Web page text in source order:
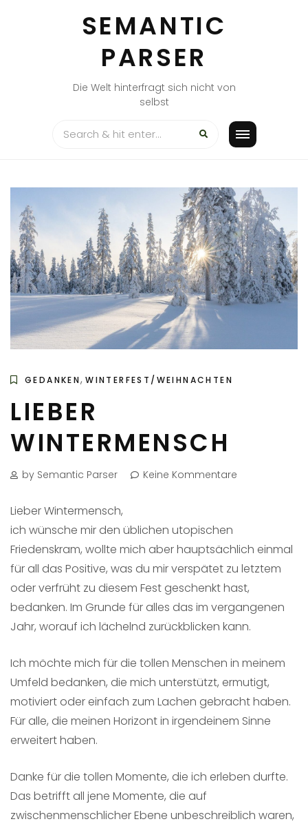
SEMANTIC
PARSER
Die Welt hinterfragt sich nicht von
selbst
GEDANKEN,WINTERFEST/WEIHNACHTEN
LIEBER
WINTERMENSCH
by Semantic Parser Keine Kommentare
Lieber Wintermensch,
ich wünsche mir den üblichen utopischen
Friedenskram, wollte mich aber hauptsächlich einmal
für all das Positive, was du mir verspätet zu letztem
oder verfrüht zu diesem Fest geschenkt hast,
bedanken. Im Grunde für alles das im vergangenen
Jahr, worauf ich lächelnd zurückblicken kann.
Ich möchte mich für die tollen Menschen in meinem
Umfeld bedanken, die mich unterstützt, ermutigt,
motiviert oder einfach zum Lachen gebracht haben.
Für alle, die meinen Horizont in irgendeinem Sinne
erweitert haben.
Danke für die tollen Momente, die ich erleben durfte.
Das betrifft all jene Momente, die auf
zwischenmenschlicher Ebene unbeschreiblich waren,